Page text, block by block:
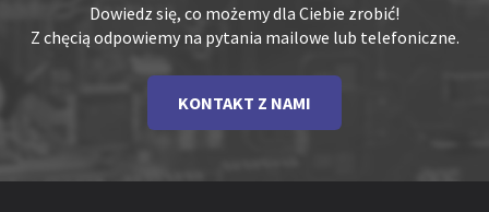
Dowiedz się, co możemy dla Ciebie zrobić!
Z chęcią odpowiemy na pytania mailowe lub telefoniczne.
KONTAKT Z NAMI